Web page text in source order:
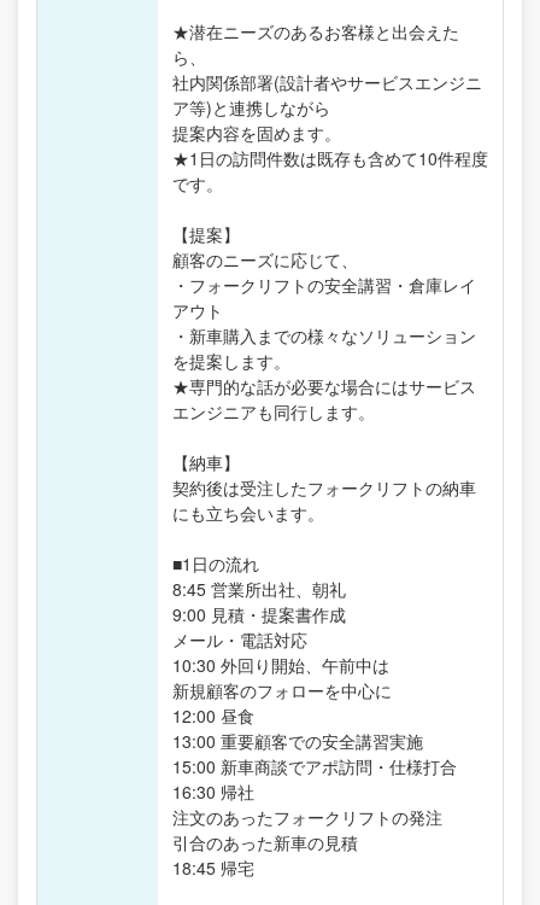
★潜在ニーズのあるお客様と出会えた
ら、
社内関係部署(設計者やサービスエンジニ
ア等)と連携しながら
提案内容を固めます。
★1日の訪問件数は既存も含めて10件程度
です。
【提案】
顧客のニーズに応じて、
・フォークリフトの安全講習・倉庫レイ
アウト
・新車購入までの様々なソリューション
を提案します。
★専門的な話が必要な場合にはサービス
エンジニアも同行します。
【納車】
契約後は受注したフォークリフトの納車
にも立ち会います。
■1日の流れ
8:45 営業所出社、朝礼
9:00 見積・提案書作成
メール・電話対応
10:30 外回り開始、午前中は
新規顧客のフォローを中心に
12:00 昼食
13:00 重要顧客での安全講習実施
15:00 新車商談でアポ訪問・仕様打合
16:30 帰社
注文のあったフォークリフトの発注
引合のあった新車の見積
18:45 帰宅